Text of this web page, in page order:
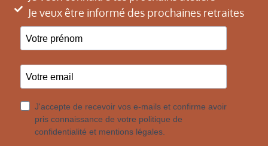
Je veux être informé des prochaines retraites